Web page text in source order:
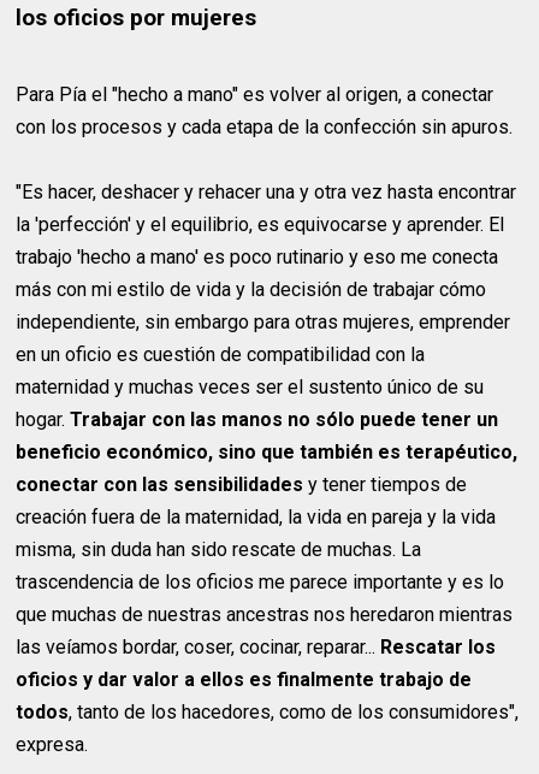
los oficios por mujeres
Para Pía el "hecho a mano" es volver al origen, a conectar
con los procesos y cada etapa de la confección sin apuros.
"Es hacer, deshacer y rehacer una y otra vez hasta encontrar
la 'perfección' y el equilibrio, es equivocarse y aprender. El
trabajo 'hecho a mano' es poco rutinario y eso me conecta
más con mi estilo de vida y la decisión de trabajar cómo
independiente, sin embargo para otras mujeres, emprender
en un oficio es cuestión de compatibilidad con la
maternidad y muchas veces ser el sustento único de su
hogar.Trabajar con las manos no sólo puede tener un
beneficio económico, sino que también es terapéutico,
conectar con las sensibilidades y tener tiempos de
creación fuera de la maternidad, la vida en pareja y la vida
misma, sin duda han sido rescate de muchas. La
trascendencia de los oficios me parece importante y es lo
que muchas de nuestras ancestras nos heredaron mientras
las veíamos bordar, coser, cocinar, reparar... Rescatar los
oficios y dar valor a ellos es finalmente trabajo de
todos, tanto de los hacedores, como de los consumidores",
expresa.